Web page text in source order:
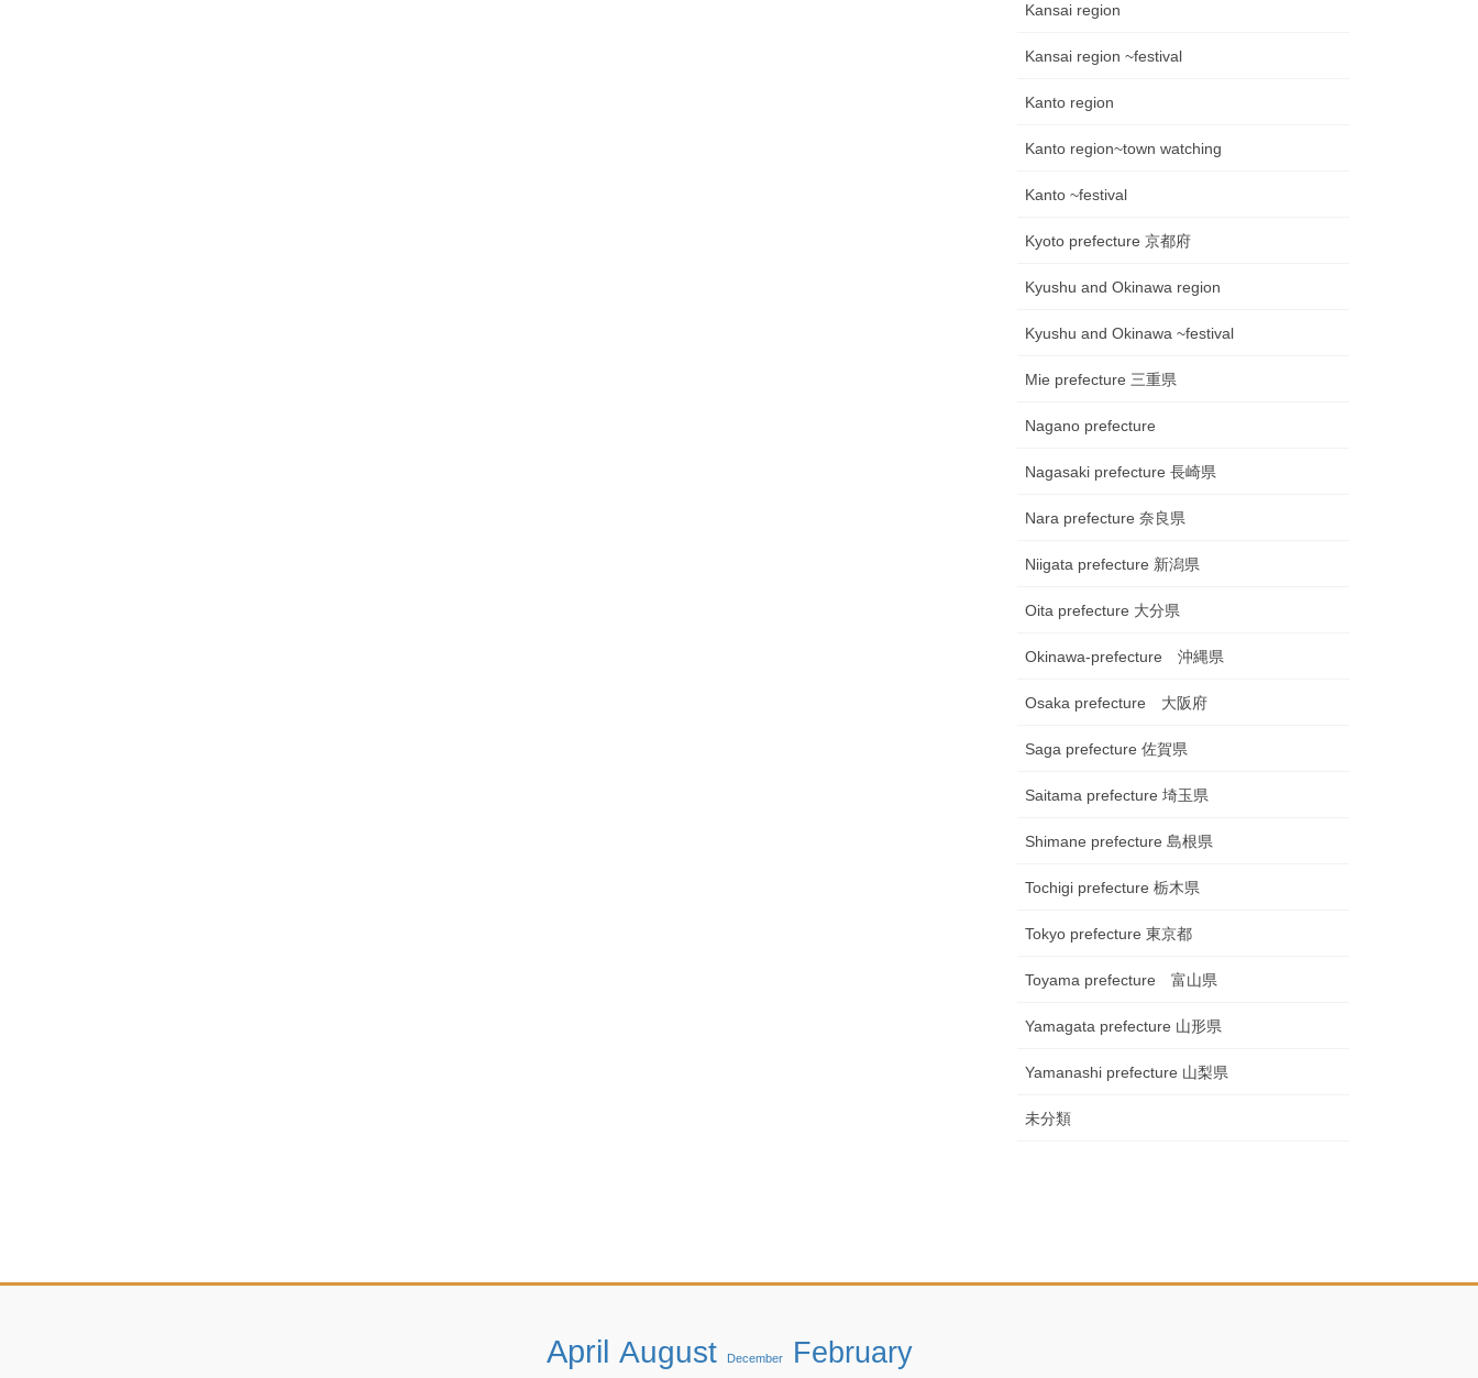
Kansai region
Kansai region ~festival
Kanto region
Kanto region~town watching
Kanto ~festival
Kyoto prefecture 京都府
Kyushu and Okinawa region
Kyushu and Okinawa ~festival
Mie prefecture 三重県
Nagano prefecture
Nagasaki prefecture 長崎県
Nara prefecture 奈良県
Niigata prefecture 新潟県
Oita prefecture 大分県
Okinawa-prefecture 沖縄県
Osaka prefecture 大阪府
Saga prefecture 佐賀県
Saitama prefecture 埼玉県
Shimane prefecture 島根県
Tochigi prefecture 栃木県
Tokyo prefecture 東京都
Toyama prefecture 富山県
Yamagata prefecture 山形県
Yamanashi prefecture 山梨県
未分類
April August December February